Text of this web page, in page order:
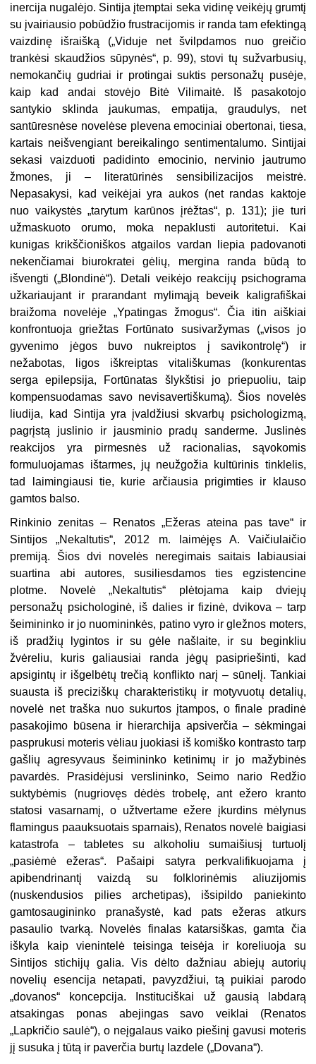
inercija nugalėjo. Sintija įtemptai seka vidinę veikėjų grumtį
su įvairiausio pobūdžio frustracijomis ir randa tam efektingą
vaizdinę išraišką („Viduje net švilpdamos nuo greičio
trankėsi skaudžios sūpynės“, p. 99), stovi tų sužvarbusių,
nemokančių gudriai ir protingai suktis personažų pusėje,
kaip kad andai stovėjo Bitė Vilimaitė. Iš pasakotojo
santykio sklinda jaukumas, empatija, graudulys, net
santūresnėse novelėse plevena emociniai obertonai, tiesa,
kartais neišvengiant bereikalingo sentimentalumo. Sintijai
sekasi vaizduoti padidinto emocinio, nervinio jautrumo
žmones, ji – literatūrinės sensibilizacijos meistrė.
Nepasakysi, kad veikėjai yra aukos (net randas kaktoje
nuo vaikystės „tarytum karūnos įrėžtas“, p. 131); jie turi
užmaskuoto orumo, moka nepaklusti autoritetui. Kai
kunigas krikščioniškos atgailos vardan liepia padovanoti
nekenčiamai biurokratei gėlių, mergina randa būdą to
išvengti („Blondinė“). Detali veikėjo reakcijų psichograma
užkariaujant ir prarandant mylimąją beveik kaligrafiškai
braižoma novelėje „Ypatingas žmogus“. Čia itin aiškiai
konfrontuoja griežtas Fortūnato susivaržymas („visos jo
gyvenimo jėgos buvo nukreiptos į savikontrolę“) ir
nežabotas, ligos iškreiptas vitališkumas (konkurentas
serga epilepsija, Fortūnatas šlykštisi jo priepuoliu, taip
kompensuodamas savo nevisavertiškumą). Šios novelės
liudija, kad Sintija yra įvaldžiusi skvarbų psichologizmą,
pagrįstą juslinio ir jausminio pradų sanderme. Juslinės
reakcijos yra pirmesnės už racionalias, sąvokomis
formuluojamas ištarmes, jų neužgožia kultūrinis tinklelis,
tad laimingiausi tie, kurie arčiausia prigimties ir klauso
gamtos balso.
Rinkinio zenitas – Renatos „Ežeras ateina pas tave“ ir
Sintijos „Nekaltutis“, 2012 m. laimėjęs A. Vaičiulaičio
premiją. Šios dvi novelės neregimais saitais labiausiai
suartina abi autores, susiliesdamos ties egzistencine
plotme. Novelė „Nekaltutis“ plėtojama kaip dviejų
personažų psichologinė, iš dalies ir fizinė, dvikova – tarp
šeimininko ir jo nuomininkės, patino vyro ir gležnos moters,
iš pradžių lygintos ir su gėle našlaite, ir su beginkliu
žvėreliu, kuris galiausiai randa jėgų pasipriešinti, kad
apsigintų ir išgelbėtų trečią konflikto narį – sūnelį. Tankiai
suausta iš preciziškų charakteristikų ir motyvuotų detalių,
novelė net traška nuo sukurtos įtampos, o finale pradinė
pasakojimo būsena ir hierarchija apsiverčia – sėkmingai
pasprukusi moteris vėliau juokiasi iš komiško kontrasto tarp
gašlių agresyvaus šeimininko ketinimų ir jo mažybinės
pavardės. Prasidėjusi verslininko, Seimo nario Redžio
suktybėmis (nugriovęs dėdės trobelę, ant ežero kranto
statosi vasarnamį, o užtvertame ežere įkurdins mėlynus
flamingus paauksuotais sparnais), Renatos novelė baigiasi
katastrofa – tabletes su alkoholiu sumaišiusį turtuolį
„pasiėmė ežeras“. Pašaipi satyra perkvalifikuojama į
apibendrinantį vaizdą su folklorinėmis aliuzijomis
(nuskendusios pilies archetipas), išsipildo paniekinto
gamtosaugininko pranašystė, kad pats ežeras atkurs
pasaulio tvarką. Novelės finalas katarsiškas, gamta čia
iškyla kaip vienintelė teisinga teisėja ir koreliuoja su
Sintijos stichijų galia. Vis dėlto dažniau abiejų autorių
novelių esencija netapati, pavyzdžiui, tą puikiai parodo
„dovanos“ koncepcija. Instituciškai už gausią labdarą
atsakingas ponas abejingas savo veiklai (Renatos
„Lapkričio saulė“), o neįgalaus vaiko piešinį gavusi moteris
jį susuka į tūtą ir paverčia burtų lazdele („Dovana“).